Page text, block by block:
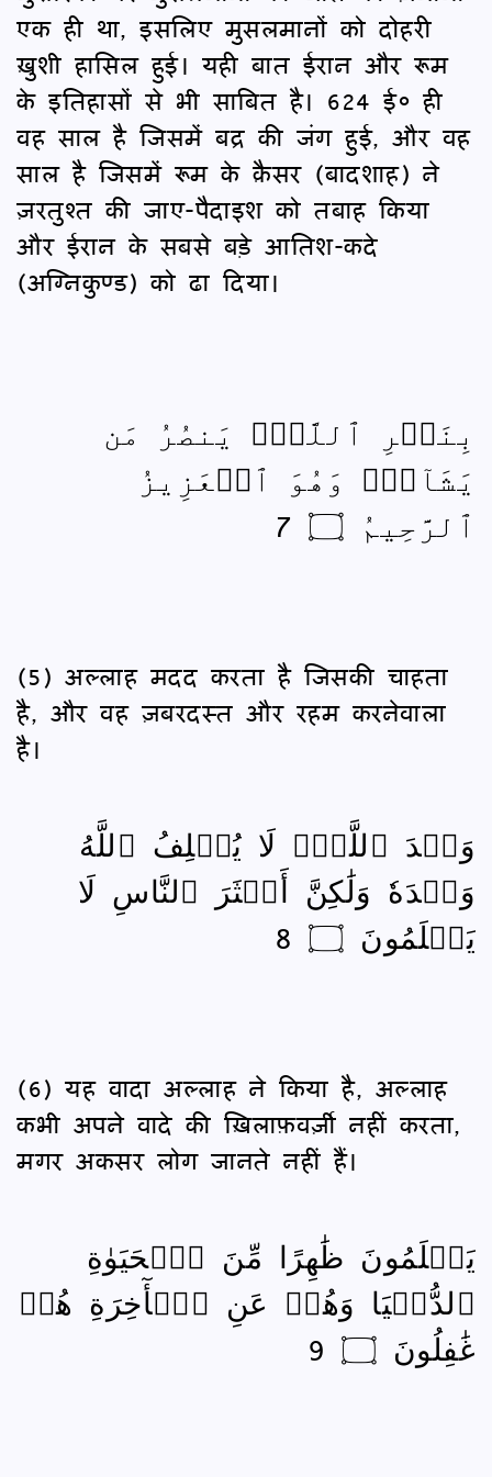
एक ही था, इसलिए मुसलमानों को दोहरी
ख़ुशी हासिल हुई। यही बात ईरान और रूम
के इतिहासों से भी साबित है। 624 ई० ही
वह साल है जिसमें बद्र की जंग हुई, और वह
साल है जिसमें रूम के क़ैसर (बादशाह) ने
ज़रतुश्त की जाए-पैदाइश को तबाह किया
और ईरान के सबसे बड़े आतिश-कदे
(अग्निकुण्ड) को ढा दिया।
بِنَصۡرِ ٱللَّهِۚ يَنصُرُ مَن
يَشَآءُۖ وَهُوَ ٱلۡعَزِيزُ
ٱلرَّحِيمُ ۝ 7
(5) अल्लाह मदद करता है जिसकी चाहता
है, और वह ज़बरदस्त और रहम करनेवाला
है।
وَعۡدَ ٱللَّهِۖ لَا يُخۡلِفُ ٱللَّهُ
وَعۡدَهٗ وَلَٰكِنَّ أَكۡثَرَ ٱلنَّاسِ لَا
يَعۡلَمُونَ ۝ 8
(6) यह वादा अल्लाह ने किया है, अल्लाह
कभी अपने वादे की ख़िलाफ़वर्ज़ी नहीं करता,
मगर अकसर लोग जानते नहीं हैं।
يَعۡلَمُونَ ظَٰهِرًا مِّنَ ٱلۡحَيَوٰةِ
ٱلدُّنۡيَا وَهُمۡ عَنِ ٱلۡأٓخِرَةِ هُمۡ
غَٰفِلُونَ ۝ 9